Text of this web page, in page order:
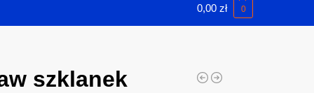
0,00 zł 0
szklanek